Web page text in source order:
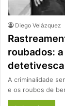
Diego Velázquez
roubados:
detetivesca
A criminalidade
e os roubos de